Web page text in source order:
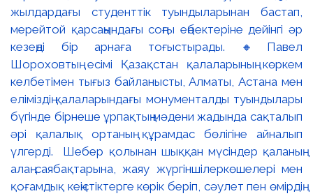
жылдардағы студенттік туындыларынан бастап,
мерейтой қарсаңындағы соңғы еңбектеріне дейінгі әр
кезеңді бір арнаға тоғыстырады. 🔸Павел
Шороховтың есімі Қазақстан қалаларының көркем
келбетімен тығыз байланысты, Алматы, Астана мен
еліміздің қалаларындағы монументалды туындылары
бүгінде бірнеше ұрпақтың мәдени жадында сақталып
әрі қалалық ортаның құрамдас бөлігіне айналып
үлгерді. Шебер қолынан шыққан мүсіндер қаланың
алаң-саябақтарына, жаяу жүргіншілеркөшелері мен
қоғамдық кеңістіктерге көрік беріп, сәулет пен өмірдің